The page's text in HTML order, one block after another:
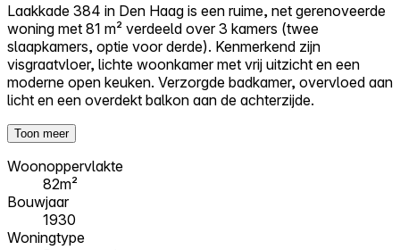
Laakkade 384 in Den Haag is een ruime, net gerenoveerde
woning met 81 m² verdeeld over 3 kamers (twee
slaapkamers, optie voor derde). Kenmerkend zijn
visgraatvloer, lichte woonkamer met vrij uitzicht en een
moderne open keuken. Verzorgde badkamer, overvloed aan
licht en een overdekt balkon aan de achterzijde.
Toon meer
Woonoppervlakte
82m²
Bouwjaar
1930
Woningtype